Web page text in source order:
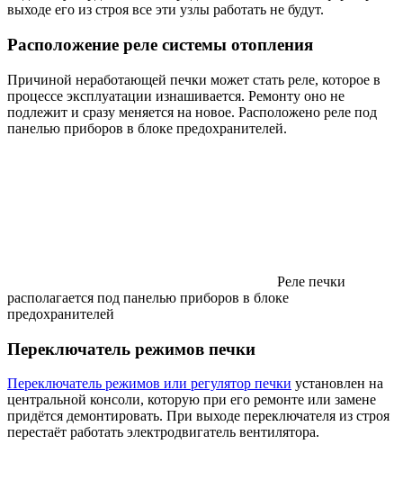
выходе его из строя все эти узлы работать не будут.
Расположение реле системы отопления
Причиной неработающей печки может стать реле, которое в
процессе эксплуатации изнашивается. Ремонту оно не
подлежит и сразу меняется на новое. Расположено реле под
панелью приборов в блоке предохранителей.
Реле печки
располагается под панелью приборов в блоке
предохранителей
Переключатель режимов печки
Переключатель режимов или регулятор печки установлен на
центральной консоли, которую при его ремонте или замене
придётся демонтировать. При выходе переключателя из строя
перестаёт работать электродвигатель вентилятора.